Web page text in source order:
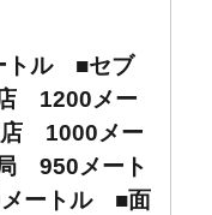
トル ■セブ
1200メー
店 1000メー
950メート
ートル ■面